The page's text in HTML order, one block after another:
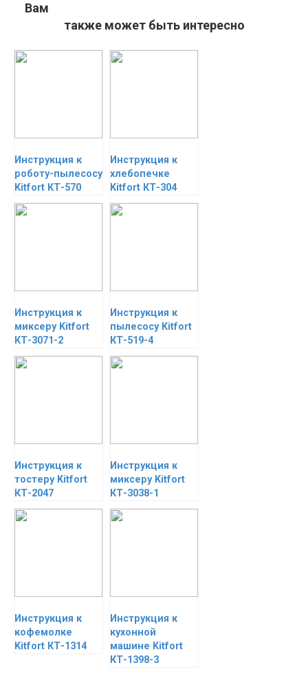
Вам
также может быть интересно
Инструкция к
роботу-пылесосу
Kitfort КТ-570
Инструкция к
хлебопечке
Kitfort КТ-304
Инструкция к
миксеру Kitfort
КТ-3071-2
Инструкция к
пылесосу Kitfort
КТ-519-4
Инструкция к
тостеру Kitfort
КТ-2047
Инструкция к
миксеру Kitfort
КТ-3038-1
Инструкция к
кофемолке
Kitfort КТ-1314
Инструкция к
кухонной
машине Kitfort
КТ-1398-3